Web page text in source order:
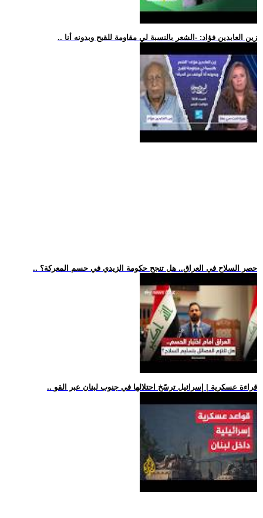
.. زين العابدين فؤاد: -الشعر بالنسبة لي مقاومة للقبح وبدونه أنا
.. حصر السلاح في العراق.. هل تنجح حكومة الزيدي في حسم المعركة؟
.. قراءة عسكرية | إسرائيل ترسّخ احتلالها في جنوب لبنان عبر القو